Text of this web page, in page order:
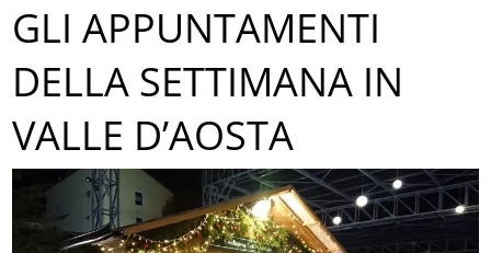
GLI APPUNTAMENTI
DELLA SETTIMANA IN
VALLE D’AOSTA